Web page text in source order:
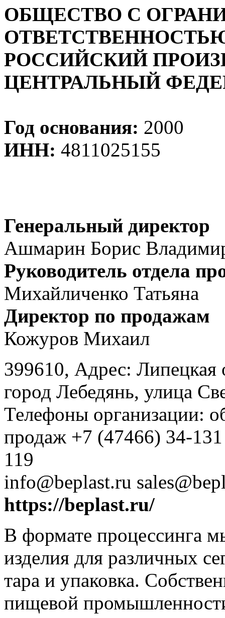
ОБЩЕСТВО С
РОССИЙСКИЙ
ЦЕНТРАЛЬНЫЙ
Год основания: 2000
ИНН: 4811025155
Генеральный директор
Ашмарин Борис
Руководитель отдела
Михайличенко Татьяна
Директор по продажам
Кожуров Михаил
399610, Адрес: Липецкая
город Лебедянь, улица
Телефоны организации:
продаж +7 (47466) 34-
119
info@beplast.ru
https://beplast.ru/
В формате процессинга
изделия для различных
тара и упаковка.
пищевой